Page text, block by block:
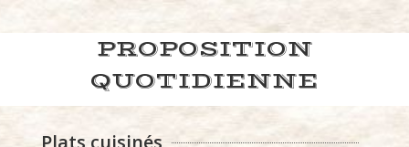
PROPOSITION
QUOTIDIENNE
Plats cuisinés